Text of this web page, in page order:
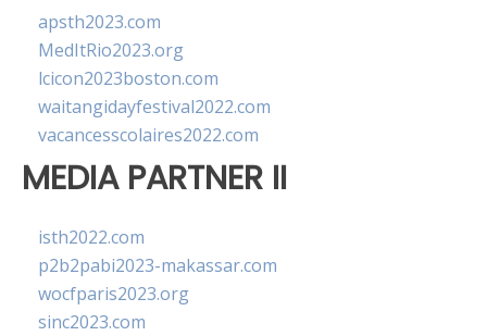
apsth2023.com
MedItRio2023.org
lcicon2023boston.com
waitangidayfestival2022.com
vacancesscolaires2022.com
MEDIA PARTNER II
isth2022.com
p2b2pabi2023-makassar.com
wocfparis2023.org
sinc2023.com